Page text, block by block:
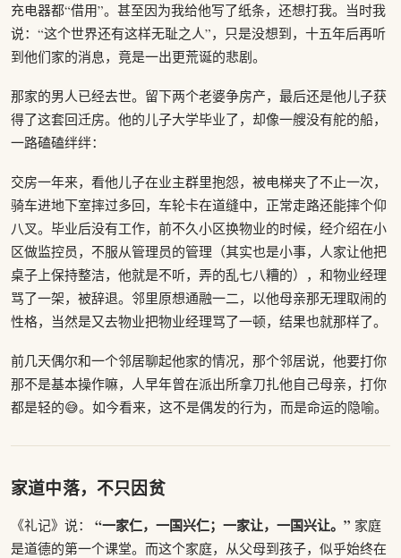
充电器都“借用”。甚至因为我给他写了纸条，还想打我。当时我
说：“这个世界还有这样无耻之人”，只是没想到，十五年后再听
到他们家的消息，竟是一出更荒诞的悲剧。
那家的男人已经去世。留下两个老婆争房产，最后还是他儿子获
得了这套回迁房。他的儿子大学毕业了，却像一艘没有舵的船，
一路磕磕绊绊：
交房一年来，看他儿子在业主群里抱怨，被电梯夹了不止一次，
骑车进地下室摔过多回，车轮卡在道缝中，正常走路还能摔个仰
八叉。毕业后没有工作，前不久小区换物业的时候，经介绍在小
区做监控员，不服从管理员的管理（其实也是小事，人家让他把
桌子上保持整洁，他就是不听，弄的乱七八糟的），和物业经理
骂了一架，被辞退。邻里原想通融一二，以他母亲那无理取闹的
性格，当然是又去物业把物业经理骂了一顿，结果也就那样了。
前几天偶尔和一个邻居聊起他家的情况，那个邻居说，他要打你
那不是基本操作嘛，人早年曾在派出所拿刀扎他自己母亲，打你
都是轻的😅。如今看来，这不是偶发的行为，而是命运的隐喻。
家道中落，不只因贫
《礼记》说： “一家仁，一国兴仁；一家让，一国兴让。” 家庭
是道德的第一个课堂。而这个家庭，从父母到孩子，似乎始终在